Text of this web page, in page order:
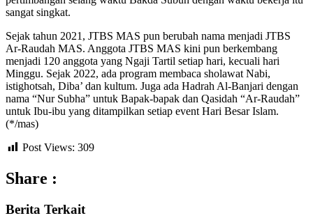
sangat singkat.
Sejak tahun 2021, JTBS MAS pun berubah nama menjadi JTBS
Ar-Raudah MAS. Anggota JTBS MAS kini pun berkembang
menjadi 120 anggota yang Ngaji Tartil setiap hari, kecuali hari
Minggu. Sejak 2022, ada program membaca sholawat Nabi,
istighotsah, Diba’ dan kultum. Juga ada Hadrah Al-Banjari dengan
nama “Nur Subha” untuk Bapak-bapak dan Qasidah “Ar-Raudah”
untuk Ibu-ibu yang ditampilkan setiap event Hari Besar Islam.
(*/mas)
Post Views: 309
Share :
Berita Terkait